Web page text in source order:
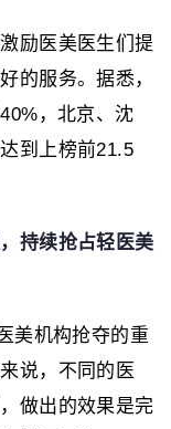
励医美医生们提
的服务。据悉，
，北京、沈
到上榜前21.5
持续抢占轻医美
美机构抢夺的重
说，不同的医
做出的效果是完